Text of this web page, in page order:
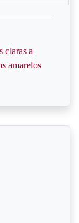
claras a
amarelos